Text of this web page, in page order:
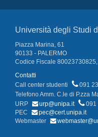
Università degli Studi
Piazza Marina, 61
90133 - PALERMO
Codice Fiscale
Contatti
Call center studenti
091
Telefono Amm. C.le di P.zza
URP
urp@unipa.it
091
PEC
pec@cert.unipa.it
Webmaster